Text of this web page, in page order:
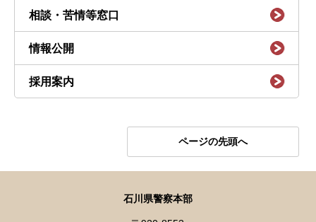
相談・苦情等窓口
情報公開
採用案内
ページの先頭へ
石川県警察本部